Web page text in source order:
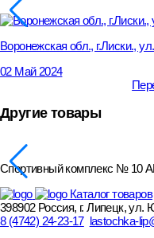
Воронежская обл., г.Лиски.,
02 Май 2024
Другие товары
Спортивный комплекс №
Каталог товаров
398902 Россия, г. Липецк,
8 (4742) 24-23-17 lastochka-